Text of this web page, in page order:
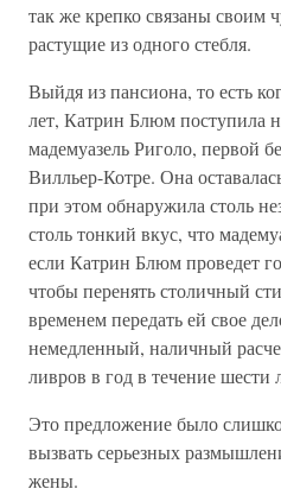
так же крепко связаны своим
растущие из одного стебля.
Выйдя из пансиона, то есть
лет, Катрин Блюм поступила
мадемуазель Риголо, первой
Вилльер-Котре. Она
при этом обнаружила столь
столь тонкий вкус, что
если Катрин Блюм проведет
чтобы перенять столичный
временем передать ей свое
немедленный, наличный
ливров в год в течение шести
Это предложение было
вызвать серьезных
жены.